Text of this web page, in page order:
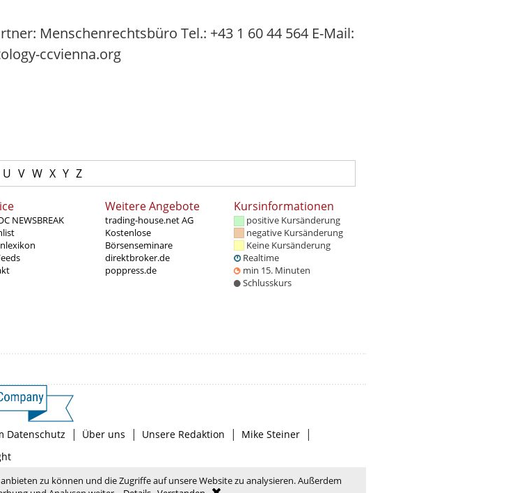
Menschenrechtsbüro Tel.: +43 1 60 44 564 E-Mail:
ccvienna.org
U V W X Y Z
NEWSBREAK
Weitere Angebote
trading-house.net AG
Kostenlose
Börsenseminare
direktbroker.de
poppress.de
Kursinformationen
positive Kursänderung
negative Kursänderung
Keine Kursänderung
Realtime
min 15. Minuten
Schlusskurs
Datenschutz | Über uns | Unsere Redaktion | Mike Steiner |
zu können und die Zugriffe auf unsere Website zu analysieren. Außerdem